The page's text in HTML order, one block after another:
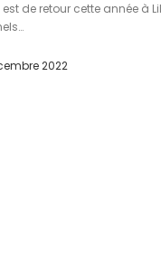
est de retour cette année à
2022